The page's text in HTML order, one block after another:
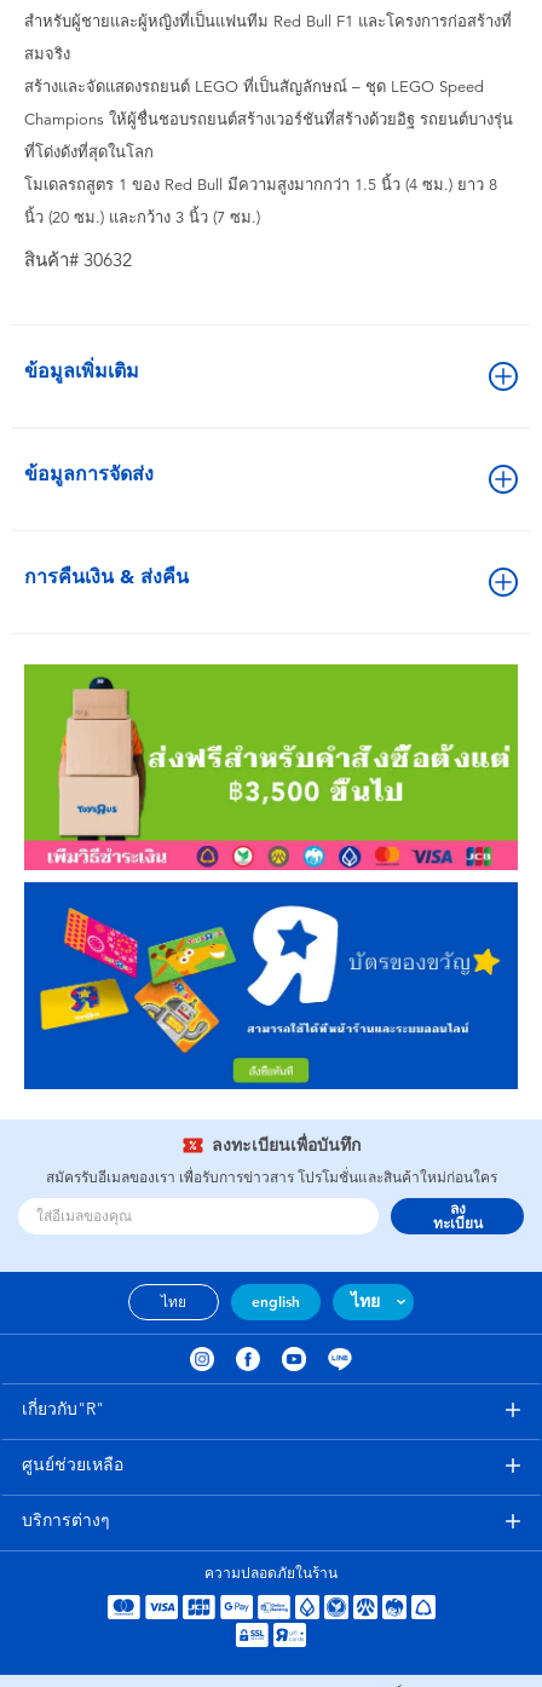
สำหรับผู้ชายและผู้หญิงที่เป็นแฟนทีม Red Bull F1 และโครงการก่อสร้างที่
สมจริง
สร้างและจัดแสดงรถยนต์ LEGO ที่เป็นสัญลักษณ์ – ชุด LEGO Speed ​​
Champions ให้ผู้ชื่นชอบรถยนต์สร้างเวอร์ชันที่สร้างด้วยอิฐ รถยนต์บางรุ่น
ที่โด่งดังที่สุดในโลก
โมเดลรถสูตร 1 ของ Red Bull มีความสูงมากกว่า 1.5 นิ้ว (4 ซม.) ยาว 8
นิ้ว (20 ซม.) และกว้าง 3 นิ้ว (7 ซม.)
สินค้า# 30632
ข้อมูลเพิ่มเติม
ข้อมูลการจัดส่ง
การคืนเงิน & ส่งคืน
ลงทะเบียนเพื่อบันทึก
สมัครรับอีเมลของเรา เพื่อรับการข่าวสาร โปรโมชั่นและสินค้าใหม่ก่อนใคร
ลง
ทะเบียน
ไทย english ไทย
เกี่ยวกับ"R"
ศูนย์ช่วยเหลือ
บริการต่างๆ
ความปลอดภัยในร้าน